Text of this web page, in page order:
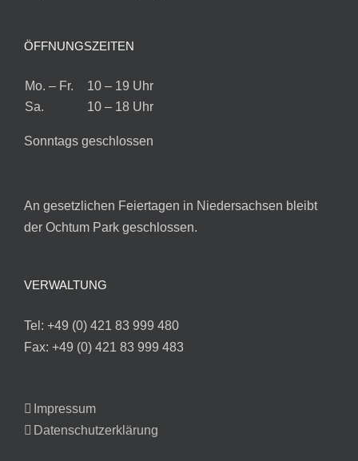
ÖFFNUNGSZEITEN
Mo. – Fr.
10 – 19 Uhr
Sa.
10 – 18 Uhr
Sonntags geschlossen
An gesetzlichen Feiertagen in Niedersachsen bleibt
der Ochtum Park geschlossen.
VERWALTUNG
Tel: +49 (0) 421 83 999 480
Fax: +49 (0) 421 83 999 483
Impressum
Datenschutzerklärung